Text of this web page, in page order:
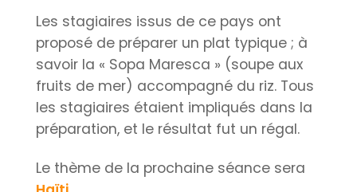
Les stagiaires issus de ce pays ont
proposé de préparer un plat typique ; à
savoir la « Sopa Maresca » (soupe aux
fruits de mer) accompagné du riz. Tous
les stagiaires étaient impliqués dans la
préparation, et le résultat fut un régal.
Le thème de la prochaine séance sera